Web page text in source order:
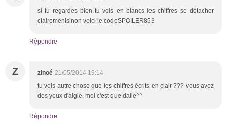
si tu regardes bien tu vois en blancs les chiffres se détacher
clairementsinon voici le codeSPOILER853
Répondre
Z zinoé 21/05/2014 19:14
tu vois autre chose que les chiffres écrits en clair ??? vous avez
des yeux d'aigle, moi c'est que dalle^^
Répondre